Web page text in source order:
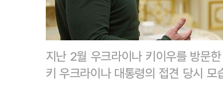
지난 2월 우크라이나 키이우를 방문
키 우크라이나 대통령의 접견 당시